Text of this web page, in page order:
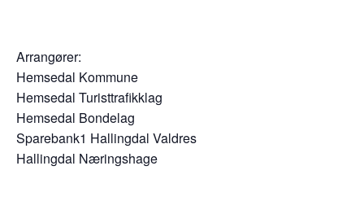
Arrangører:
Hemsedal Kommune
Hemsedal Turisttrafikklag
Hemsedal Bondelag
Sparebank1 Hallingdal Valdres
Hallingdal Næringshage